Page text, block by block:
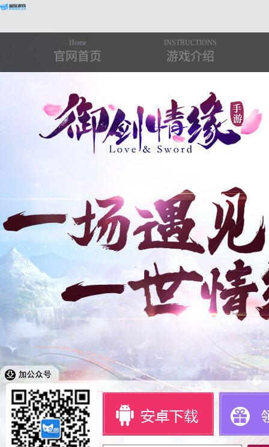
Home
官网首页
INSTRUCTIONS
游戏介绍